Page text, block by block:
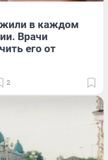
в каждом
Врачи
его от
2